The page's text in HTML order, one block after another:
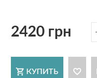
2420 грн
КУПИТЬ